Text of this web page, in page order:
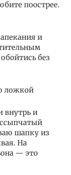
поострее.
и
без
ложкой
внутрь и
шапку из
На
— это